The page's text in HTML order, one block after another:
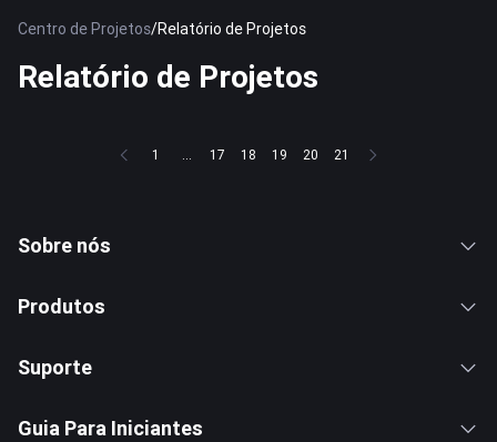
Centro de Projetos/Relatório de Projetos
Relatório de Projetos
1 ... 17 18 19 20 21
Sobre nós
Produtos
Suporte
Guia Para Iniciantes